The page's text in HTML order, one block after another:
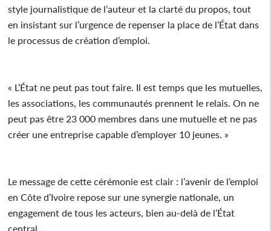
style journalistique de l’auteur et la clarté du propos, tout
en insistant sur l’urgence de repenser la place de l’État dans
le processus de création d’emploi.
« L’État ne peut pas tout faire. Il est temps que les mutuelles,
les associations, les communautés prennent le relais. On ne
peut pas être 23 000 membres dans une mutuelle et ne pas
créer une entreprise capable d’employer 10 jeunes. »
Le message de cette cérémonie est clair : l’avenir de l’emploi
en Côte d’Ivoire repose sur une synergie nationale, un
engagement de tous les acteurs, bien au-delà de l’État
central.